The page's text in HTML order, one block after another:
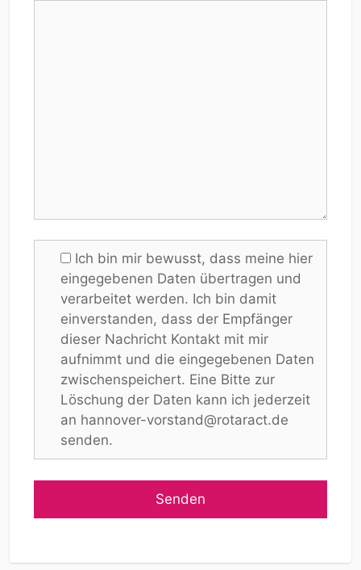
Ich bin mir bewusst, dass meine hier
eingegebenen Daten übertragen und
verarbeitet werden. Ich bin damit
einverstanden, dass der Empfänger
dieser Nachricht Kontakt mit mir
aufnimmt und die eingegebenen Daten
zwischenspeichert. Eine Bitte zur
Löschung der Daten kann ich jederzeit
an hannover-vorstand@rotaract.de
senden.